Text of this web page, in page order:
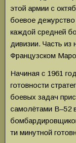
этой армии с
боевое
каждой средней
дивизии. Часть
Французском
Начиная с 1961
готовности
боевых задач
самолётами В–52
ти минутной